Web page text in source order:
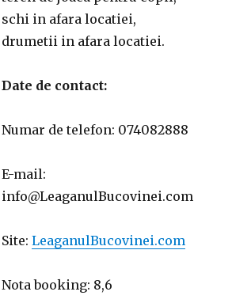
schi in afara locatiei,
drumetii in afara locatiei.
Date de contact:
Numar de telefon: 074082888
E-mail:
info@LeaganulBucovinei.com
Site: LeaganulBucovinei.com
Nota booking: 8,6